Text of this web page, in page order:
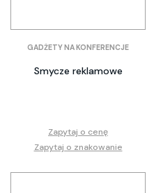
GADŻETY NA KONFERENCJE
Smycze reklamowe
Zapytaj o cenę
Zapytaj o znakowanie